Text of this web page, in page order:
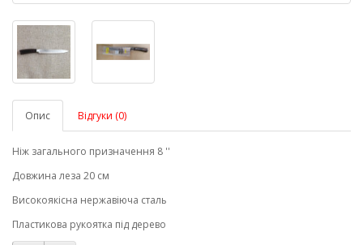
Опис Відгуки (0)
Ніж загального призначення 8 ''
Довжина леза 20 см
Високоякісна нержавіюча сталь
Пластикова рукоятка під дерево